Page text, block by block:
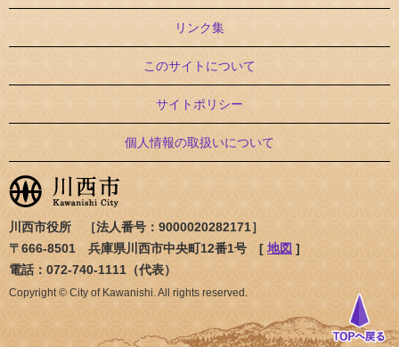
リンク集
このサイトについて
サイトポリシー
個人情報の取扱いについて
川西市役所 ［法人番号：9000020282171］
〒666-8501 兵庫県川西市中央町12番1号 [ 地図 ]
電話：072-740-1111（代表）
Copyright © City of Kawanishi. All rights reserved.